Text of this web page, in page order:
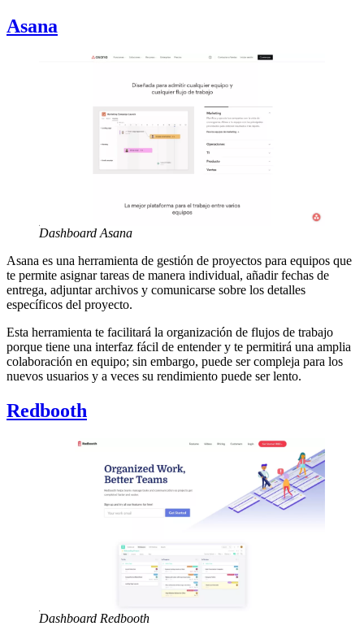
Asana
Dashboard Asana
Asana es una herramienta de gestión de proyectos para equipos que
te permite asignar tareas de manera individual, añadir fechas de
entrega, adjuntar archivos y comunicarse sobre los detalles
específicos del proyecto.
Esta herramienta te facilitará la organización de flujos de trabajo
porque tiene una interfaz fácil de entender y te permitirá una amplia
colaboración en equipo; sin embargo, puede ser compleja para los
nuevos usuarios y a veces su rendimiento puede ser lento.
Redbooth
Dashboard Redbooth